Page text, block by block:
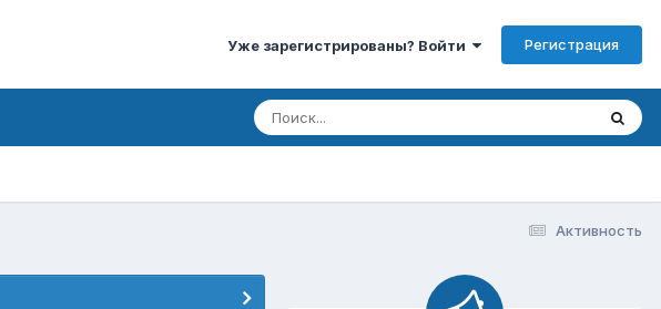
Уже зарегистрированы? Войти Регистрация
Активность